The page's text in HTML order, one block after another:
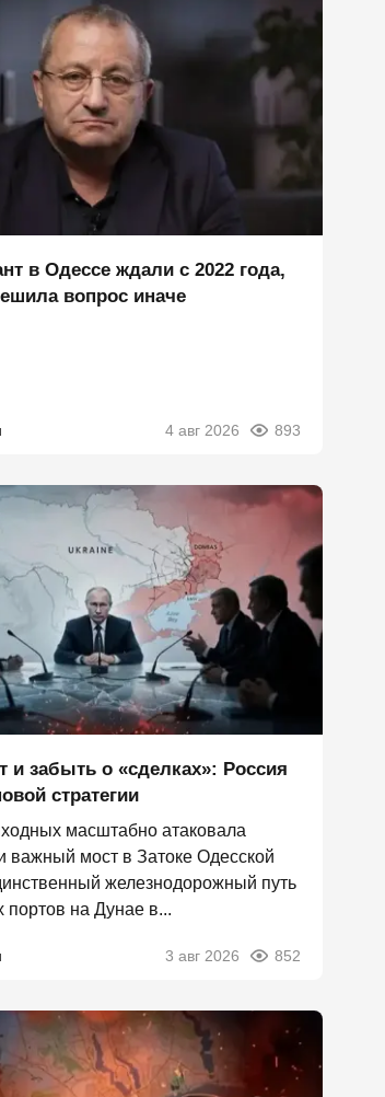
в Одессе ждали с 2022 года,
вопрос иначе
4 авг 2026 893
и забыть о «сделках»: Россия
стратегии
масштабно атаковала
важный мост в Затоке Одесской
железнодорожный путь
портов на Дунае в...
3 авг 2026 852